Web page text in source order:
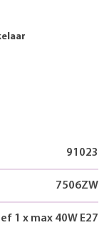
91023
7506ZW
1 x max 40W E27